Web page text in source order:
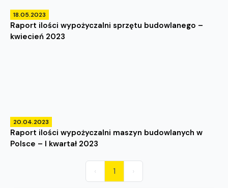
18.05.2023
Raport ilości wypożyczalni sprzętu budowlanego –
kwiecień 2023
20.04.2023
Raport ilości wypożyczalni maszyn budowlanych w
Polsce – I kwartał 2023
‹ 1 ›